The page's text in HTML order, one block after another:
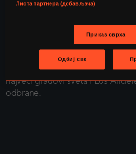
Godinama postoje slučajevi
Buenos Ajresu, Seulu,
Ali 2011. ono što su bili susreti
Zemlju napadaju nepoznate sile.
najveći gradovi sveta i Los
odbrane.
Листа партнера (добављача)
Приказ сврха
Одбиј све